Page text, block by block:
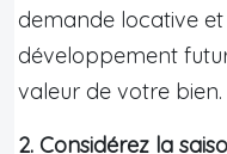
demande locative
développement
valeur de votre bien.
2. Considérez la